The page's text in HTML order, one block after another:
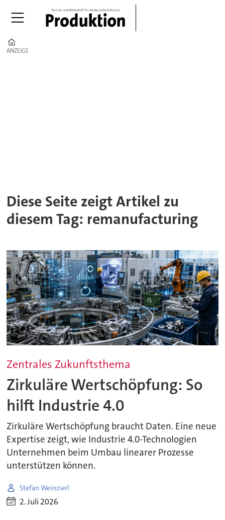
ANZEIGE
ANZEIGE
Diese Seite zeigt Artikel zu
diesem Tag: remanufacturing
Zentrales Zukunftsthema
Zirkuläre Wertschöpfung: So
hilft Industrie 4.0
Zirkuläre Wertschöpfung braucht Daten. Eine neue
Expertise zeigt, wie Industrie 4.0-Technologien
Unternehmen beim Umbau linearer Prozesse
unterstützen können.
Stefan Weinzierl
2. Juli 2026